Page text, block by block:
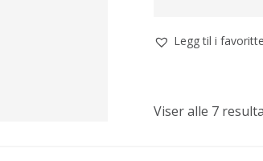
Legg til i
Viser alle 7